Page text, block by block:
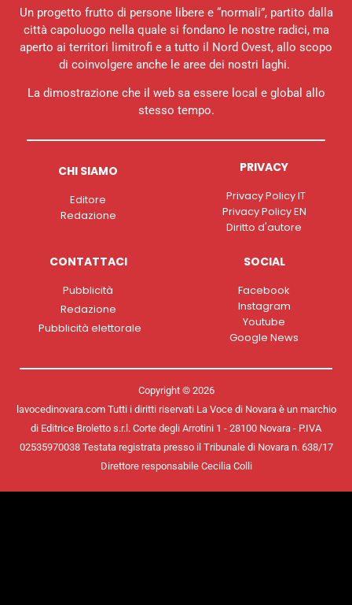
Un progetto frutto di persone libere e “normali”, partito dalla
città capoluogo nella quale si fondano le nostre radici, ma
aperto ai territori limitrofi e a tutto il Nord Ovest, allo scopo
di coinvolgere anche le aree dei nostri laghi.
La dimostrazione che il web sa essere local e global allo
stesso tempo.
CHI SIAMO
Editore
Redazione
PRIVACY
Privacy Policy IT
Privacy Policy EN
Diritto d'autore
CONTATTACI
Pubblicità
Redazione
Pubblicità elettorale
SOCIAL
Facebook
Instagram
Youtube
Google News
Copyright © 2026
lavocedinovara.com Tutti i diritti riservati La Voce di Novara è un marchio
di Editrice Broletto s.r.l. Corte degli Arrotini 1 - 28100 Novara - P.IVA
02535970038 Testata registrata presso il Tribunale di Novara n. 638/17
Direttore responsabile Cecilia Colli